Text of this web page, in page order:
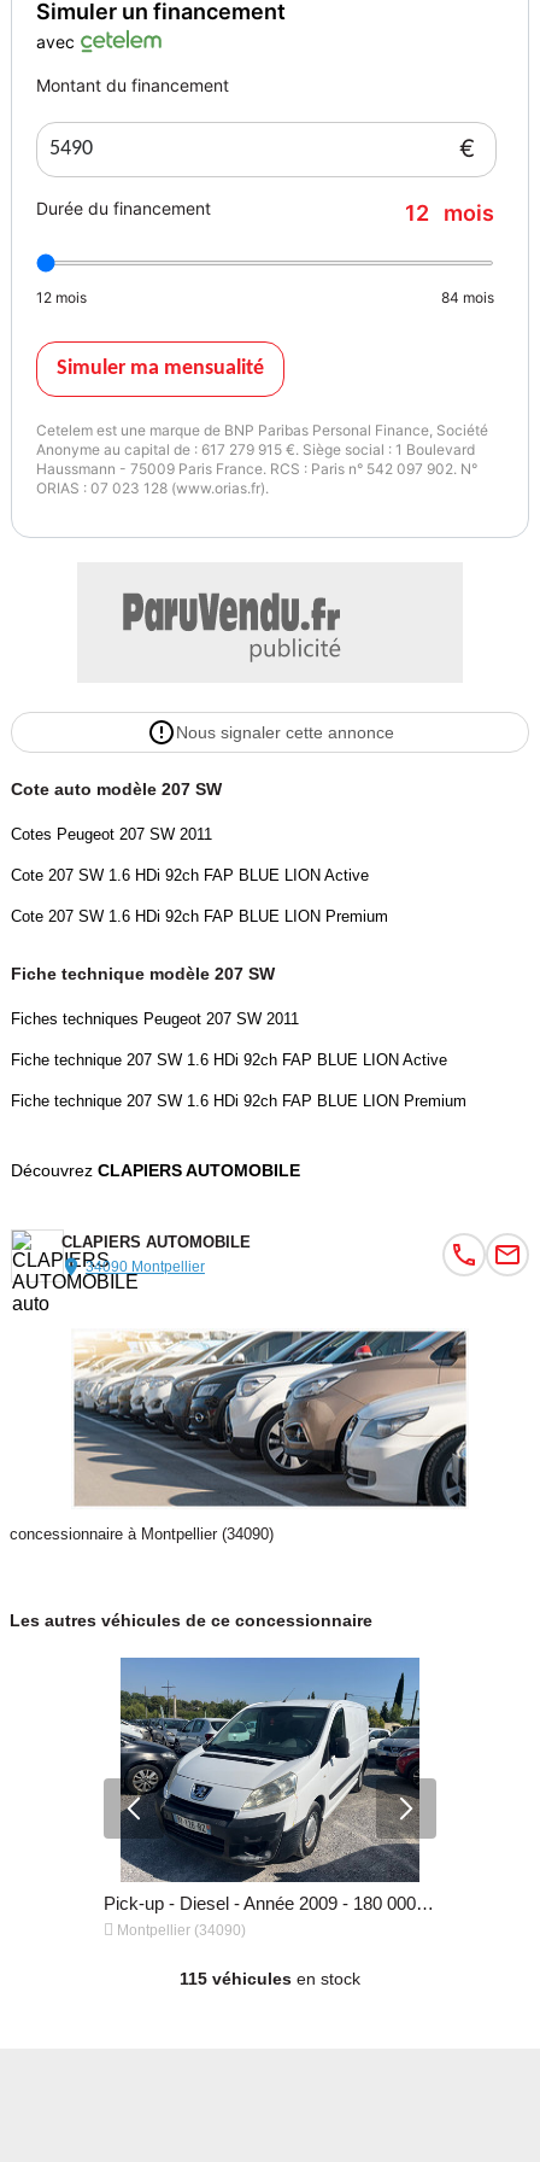
Simuler un financement
avec
Montant du financement
€
Durée du financement 12 mois
12 mois 84 mois
Simuler ma mensualité
Cetelem est une marque de BNP Paribas Personal Finance, Société
Anonyme au capital de : 617 279 915 €. Siège social : 1 Boulevard
Haussmann - 75009 Paris France. RCS : Paris n° 542 097 902. N°
ORIAS : 07 023 128 (www.orias.fr).
Nous signaler cette annonce
Cote auto modèle 207 SW
Cotes Peugeot 207 SW 2011
Cote 207 SW 1.6 HDi 92ch FAP BLUE LION Active
Cote 207 SW 1.6 HDi 92ch FAP BLUE LION Premium
Fiche technique modèle 207 SW
Fiches techniques Peugeot 207 SW 2011
Fiche technique 207 SW 1.6 HDi 92ch FAP BLUE LION Active
Fiche technique 207 SW 1.6 HDi 92ch FAP BLUE LION Premium
Découvrez CLAPIERS AUTOMOBILE
CLAPIERS AUTOMOBILE
34090 Montpellier
concessionnaire à Montpellier (34090)
Les autres véhicules de ce concessionnaire
Pick-up - Diesel - Année 2009 - 180 000 km, 6 990 €
 Montpellier (34090)
115 véhicules en stock